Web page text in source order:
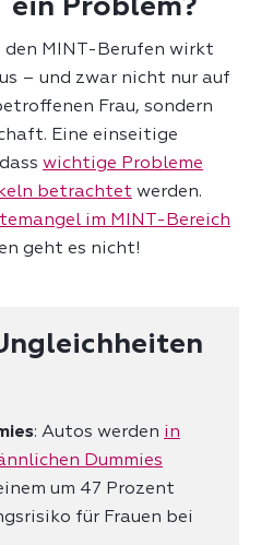
ein Problem?
den MINT-Berufen wirkt
– und zwar nicht nur auf
Frau, sondern
Eine einseitige
wichtige Probleme
betrachtet werden.
im MINT-Bereich
geht es nicht!
: Autos werden in
Dummies
um 47 Prozent
für Frauen bei